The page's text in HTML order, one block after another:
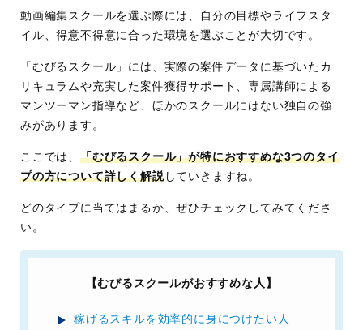
動画編集スクールを選ぶ際には、自分の目標やライフスタ
イル、得意不得意に合った環境を選ぶことが大切です。
「むびるスクール」には、実際の案件データに基づいたカ
リキュラムや充実した案件獲得サポート、専属講師による
マンツーマン指導など、ほかのスクールにはない独自の強
みがあります。
ここでは、 「むびるスクール」が特におすすめな3つのタイ
プの方について詳しく解説していきますね。
どのタイプに当てはまるか、ぜひチェックしてみてくださ
い。
【むびるスクールがおすすめな人】
稼げるスキルを効率的に身につけたい人